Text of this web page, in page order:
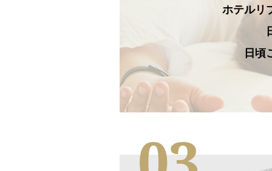
ホテルリ
日頃